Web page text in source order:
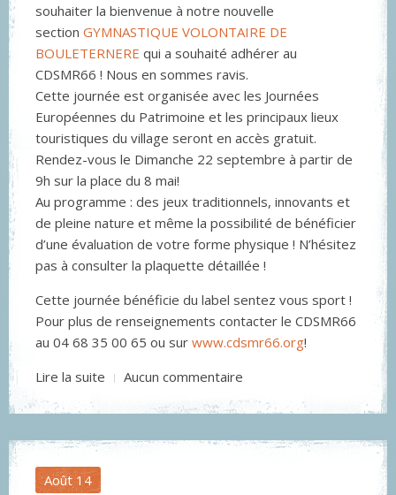
souhaiter la bienvenue à notre nouvelle
section GYMNASTIQUE VOLONTAIRE DE
BOULETERNERE qui a souhaité adhérer au
CDSMR66 ! Nous en sommes ravis.
Cette journée est organisée avec les Journées
Européennes du Patrimoine et les principaux lieux
touristiques du village seront en accès gratuit.
Rendez-vous le Dimanche 22 septembre à partir de
9h sur la place du 8 mai!
Au programme : des jeux traditionnels, innovants et
de pleine nature et même la possibilité de bénéficier
d’une évaluation de votre forme physique ! N’hésitez
pas à consulter la plaquette détaillée !
Cette journée bénéficie du label sentez vous sport !
Pour plus de renseignements contacter le CDSMR66
au 04 68 35 00 65 ou sur www.cdsmr66.org!
Lire la suite
Aucun commentaire
Août 14